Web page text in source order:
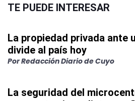
TE PUEDE INTERESAR
La propiedad privada ante
divide al país hoy
PorRedacción Diario de Cuyo
La seguridad del